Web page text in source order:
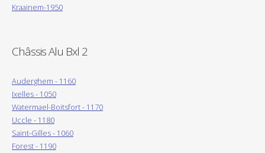
Kraainem-1950
Châssis Alu Bxl 2
Auderghem - 1160
Ixelles - 1050
Watermael-Boitsfort - 1170
Uccle - 1180
Saint-Gilles - 1060
Forest - 1190